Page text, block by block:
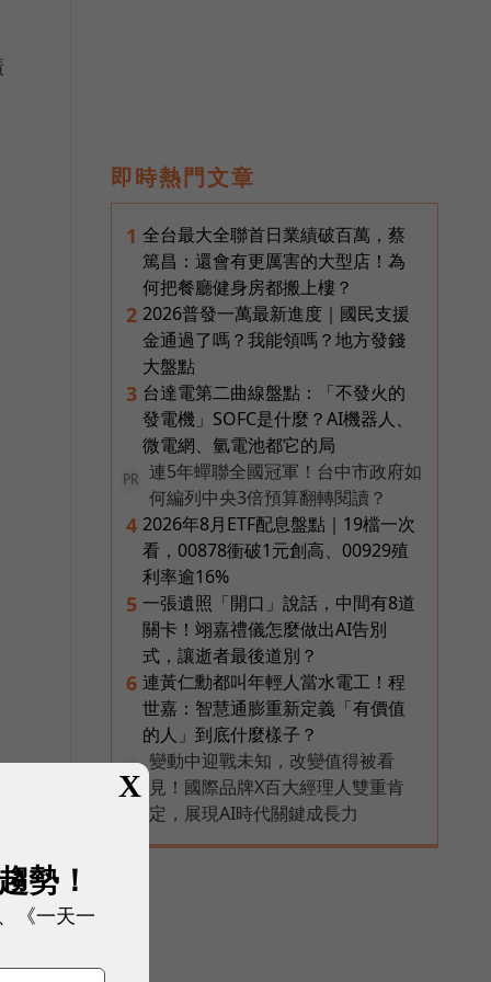
即時熱門文章
1 全台最大全聯首日業績破百萬，蔡
篤昌：還會有更厲害的大型店！為
何把餐廳健身房都搬上樓？
2 2026普發一萬最新進度｜國民支援
金通過了嗎？我能領嗎？地方發錢
大盤點
3 台達電第二曲線盤點：「不發火的
發電機」SOFC是什麼？AI機器人、
微電網、氫電池都它的局
PR
連5年蟬聯全國冠軍！台中市政府如
何編列中央3倍預算翻轉閱讀？
4 2026年8月ETF配息盤點｜19檔一次
看，00878衝破1元創高、00929殖
利率逾16%
5 一張遺照「開口」說話，中間有8道
關卡！翊嘉禮儀怎麼做出AI告別
式，讓逝者最後道別？
6 連黃仁勳都叫年輕人當水電工！程
世嘉：智慧通膨重新定義「有價值
的人」到底什麼樣子？
變動中迎戰未知，改變值得被看
見！國際品牌X百大經理人雙重肯
定，展現AI時代關鍵成長力
X
勢！
《一天一